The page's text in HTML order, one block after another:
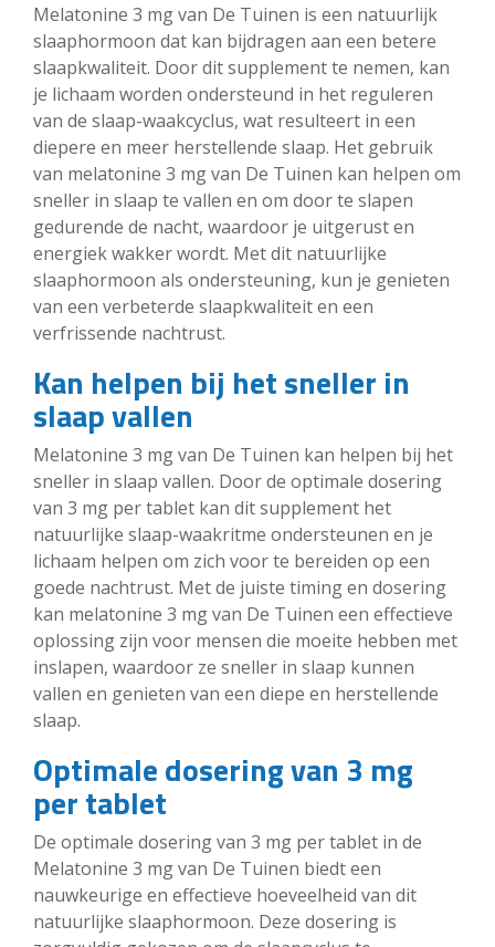
Melatonine 3 mg van De Tuinen is een natuurlijk
slaaphormoon dat kan bijdragen aan een betere
slaapkwaliteit. Door dit supplement te nemen, kan
je lichaam worden ondersteund in het reguleren
van de slaap-waakcyclus, wat resulteert in een
diepere en meer herstellende slaap. Het gebruik
van melatonine 3 mg van De Tuinen kan helpen om
sneller in slaap te vallen en om door te slapen
gedurende de nacht, waardoor je uitgerust en
energiek wakker wordt. Met dit natuurlijke
slaaphormoon als ondersteuning, kun je genieten
van een verbeterde slaapkwaliteit en een
verfrissende nachtrust.
Kan helpen bij het sneller in
slaap vallen
Melatonine 3 mg van De Tuinen kan helpen bij het
sneller in slaap vallen. Door de optimale dosering
van 3 mg per tablet kan dit supplement het
natuurlijke slaap-waakritme ondersteunen en je
lichaam helpen om zich voor te bereiden op een
goede nachtrust. Met de juiste timing en dosering
kan melatonine 3 mg van De Tuinen een effectieve
oplossing zijn voor mensen die moeite hebben met
inslapen, waardoor ze sneller in slaap kunnen
vallen en genieten van een diepe en herstellende
slaap.
Optimale dosering van 3 mg
per tablet
De optimale dosering van 3 mg per tablet in de
Melatonine 3 mg van De Tuinen biedt een
nauwkeurige en effectieve hoeveelheid van dit
natuurlijke slaaphormoon. Deze dosering is